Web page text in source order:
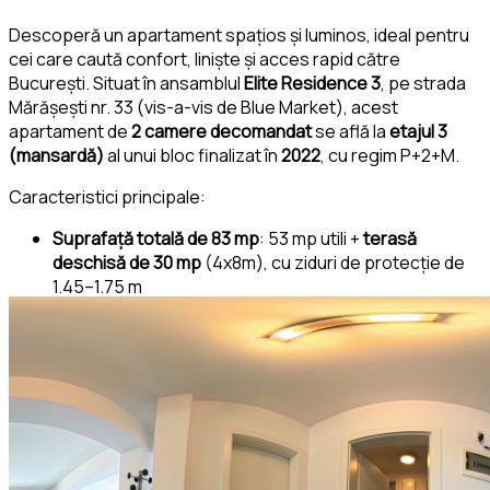
Descoperă un apartament spațios și luminos, ideal pentru
cei care caută confort, liniște și acces rapid către
București. Situat în ansamblulElite Residence 3, pe strada
Mărășești nr. 33 (vis-a-vis de Blue Market), acest
apartament de2 camere decomandatse află laetajul 3
(mansardă)al unui bloc finalizat în2022, cu regim P+2+M.
Caracteristici principale:
Suprafață totală de 83 mp: 53 mp utili +terasă
deschisă de 30 mp (4x8m), cu ziduri de protecție de
1.45–1.75 m
Living generos cu bucătărie open-space, acces
direct către terasă
Mobilat și utilat complet
condiționat, parchet, geamuri tripan
Baie cu cadă și ventilator de aerisire